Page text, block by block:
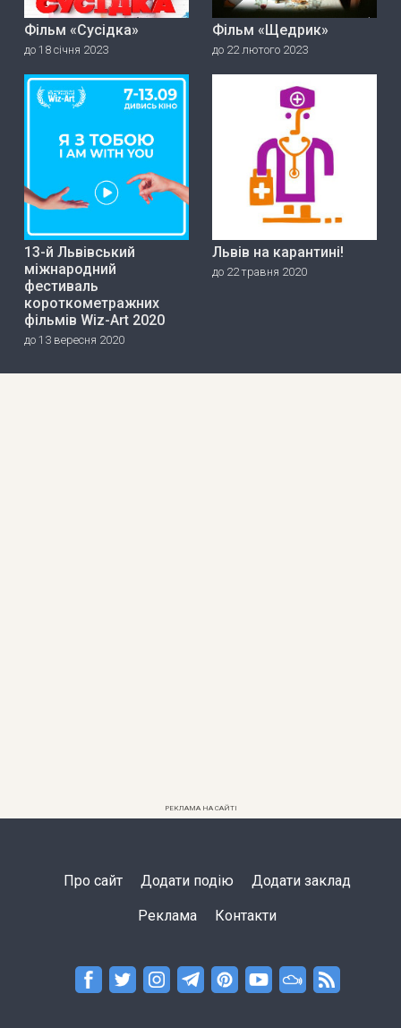
Фільм «Сусідка»
до 18 січня 2023
Фільм «Щедрик»
до 22 лютого 2023
13-й Львівський
міжнародний
фестиваль
короткометражних
фільмів Wiz-Art 2020
до 13 вересня 2020
Львів на карантині!
до 22 травня 2020
РЕКЛАМА НА САЙТІ
Про сайт Додати подію Додати заклад
Реклама Контакти